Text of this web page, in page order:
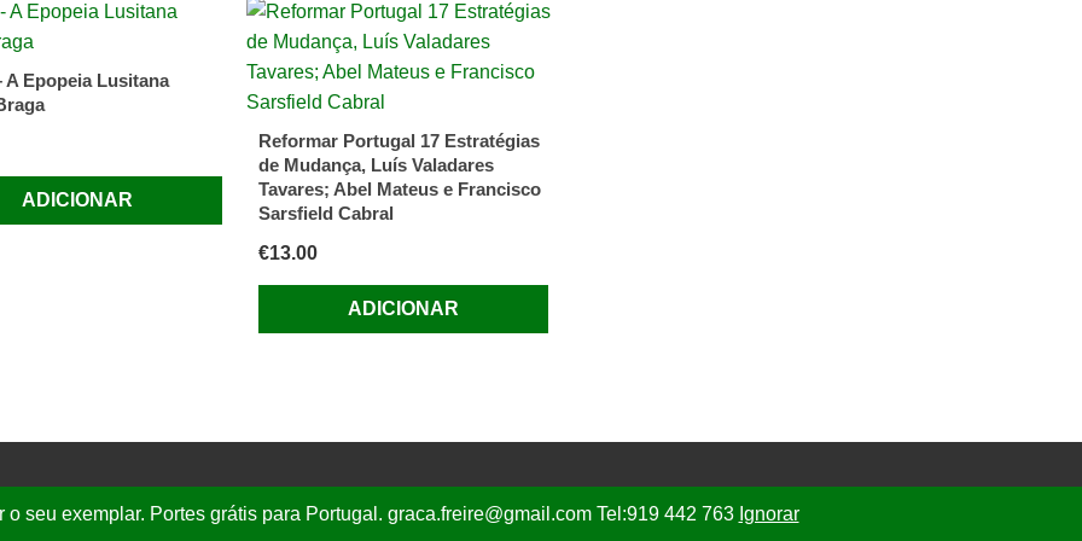
o seu exemplar. Portes grátis para Portugal. graca.freire@gmail.com Tel:919 442 763 Ignorar
A Epopeia Lusitana
ADICIONAR
Reformar Portugal 17 Estratégias
de Mudança, Luís Valadares
Tavares; Abel Mateus e Francisco
Sarsfield Cabral
€13.00
ADICIONAR
| T.(+351) 919 44 27 63, Portes Grátis para Portugal|Política de Privacidade|Termos e Condições|Livro de Reclamações